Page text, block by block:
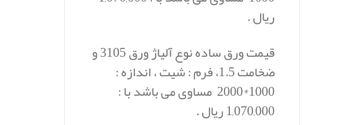
ریال .
قیمت ورق ساده نوع آلیاژ ورق 3105 و
ضخامت 1.5، فرم : شیت ، اندازه :
1000*2000 مساوی می باشد با :
1,070,000 ریال .